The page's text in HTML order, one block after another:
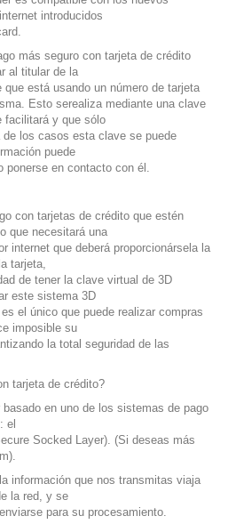
introducidos
más seguro con tarjeta de crédito
al titular de la
está usando un número de tarjeta
Esto serealiza mediante una clave
facilitará y que sólo
los casos esta clave se puede
puede
ponerse en contacto con él.
con tarjetas de crédito que estén
que necesitará una
internet que deberá proporcionársela la
tarjeta,
de tener la clave virtual de 3D
este sistema 3D
el único que puede realizar compras
imposible su
la total seguridad de las
tarjeta de crédito?
en uno de los sistemas de pago
el
Socked Layer). (Si deseas más
información que nos transmitas viaja
la red, y se
para su procesamiento.